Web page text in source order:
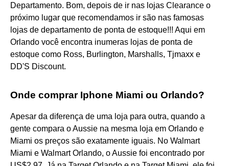
Departamento. Bom, depois de ir nas lojas Clearance o
próximo lugar que recomendamos ir são nas famosas
lojas de departamento de ponta de estoque!!! Aqui em
Orlando você encontra inumeras lojas de ponta de
estoque como Ross, Burlington, Marshalls, Tjmaxx e
DD'S Discount.
Onde comprar Iphone Miami ou Orlando?
Apesar da diferença de uma loja para outra, quando a
gente compara o Aussie na mesma loja em Orlando e
Miami os preços são exatamente iguais. No Walmart
Miami e Walmart Orlando, o Aussie foi encontrado por